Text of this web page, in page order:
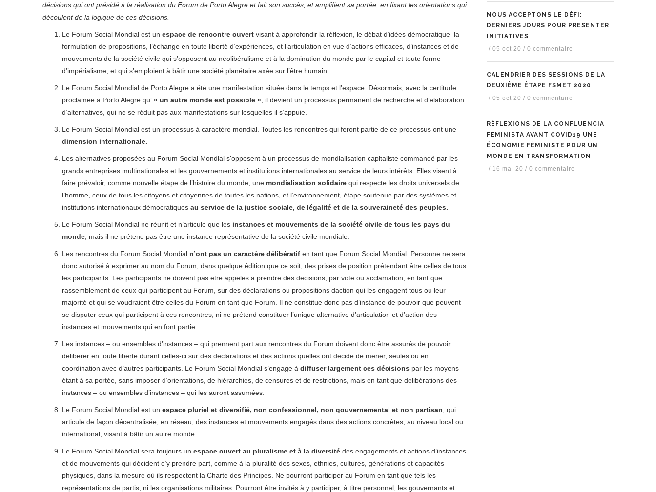
décisions qui ont présidé à la réalisation du Forum de Porto Alegre et fait son succès, et amplifient sa portée, en fixant les orientations qui
découlent de la logique de ces décisions.
Le Forum Social Mondial est un espace de rencontre ouvert visant à approfondir la réflexion, le débat d’idées démocratique, la
formulation de propositions, l’échange en toute liberté d’expériences, et l’articulation en vue d’actions efficaces, d’instances et de
mouvements de la société civile qui s’opposent au néolibéralisme et à la domination du monde par le capital et toute forme
d’impérialisme, et qui s’emploient à bâtir une société planétaire axée sur l’être humain.
Le Forum Social Mondial de Porto Alegre a été une manifestation située dans le temps et l’espace. Désormais, avec la certitude
proclamée à Porto Alegre qu’ « un autre monde est possible » , il devient un processus permanent de recherche et d’élaboration
d’alternatives, qui ne se réduit pas aux manifestations sur lesquelles il s’appuie.
Le Forum Social Mondial est un processus à caractère mondial. Toutes les rencontres qui feront partie de ce processus ont une
dimension internationale.
Les alternatives proposées au Forum Social Mondial s’opposent à un processus de mondialisation capitaliste commandé par les
grands entreprises multinationales et les gouvernements et institutions internationales au service de leurs intérêts. Elles visent à
faire prévaloir, comme nouvelle étape de l’histoire du monde, une mondialisation solidaire qui respecte les droits universels de
l’homme, ceux de tous les citoyens et citoyennes de toutes les nations, et l’environnement, étape soutenue par des systèmes et
institutions internationaux démocratiques au service de la justice sociale, de légalité et de la souveraineté des peuples.
Le Forum Social Mondial ne réunit et n’articule que les instances et mouvements de la société civile de tous les pays du
monde , mais il ne prétend pas être une instance représentative de la société civile mondiale.
Les rencontres du Forum Social Mondial n’ont pas un caractère délibératif en tant que Forum Social Mondial. Personne ne sera
donc autorisé à exprimer au nom du Forum, dans quelque édition que ce soit, des prises de position prétendant être celles de tous
les participants. Les participants ne doivent pas être appelés à prendre des décisions, par vote ou acclamation, en tant que
rassemblement de ceux qui participent au Forum, sur des déclarations ou propositions daction qui les engagent tous ou leur
majorité et qui se voudraient être celles du Forum en tant que Forum. Il ne constitue donc pas d’instance de pouvoir que peuvent
se disputer ceux qui participent à ces rencontres, ni ne prétend constituer l’unique alternative d’articulation et d’action des
instances et mouvements qui en font partie.
Les instances – ou ensembles d’instances – qui prennent part aux rencontres du Forum doivent donc être assurés de pouvoir
délibérer en toute liberté durant celles-ci sur des déclarations et des actions quelles ont décidé de mener, seules ou en
coordination avec d’autres participants. Le Forum Social Mondial s’engage à diffuser largement ces décisions par les moyens
étant à sa portée, sans imposer d’orientations, de hiérarchies, de censures et de restrictions, mais en tant que délibérations des
instances – ou ensembles d’instances – qui les auront assumées.
Le Forum Social Mondial est un espace pluriel et diversifié, non confessionnel, non gouvernemental et non partisan , qui
articule de façon décentralisée, en réseau, des instances et mouvements engagés dans des actions concrètes, au niveau local ou
international, visant à bâtir un autre monde.
Le Forum Social Mondial sera toujours un espace ouvert au pluralisme et à la diversité des engagements et actions d’instances
et de mouvements qui décident d’y prendre part, comme à la pluralité des sexes, ethnies, cultures, générations et capacités
physiques, dans la mesure où ils respectent la Charte des Principes. Ne pourront participer au Forum en tant que tels les
représentations de partis, ni les organisations militaires. Pourront être invités à y participer, à titre personnel, les gouvernants et
NOUS ACCEPTONS LE DÉFI:
DERNIERS JOURS POUR PRESENTER
INITIATIVES
/ 05 oct 20 / 0 commentaire
CALENDRIER DES SESSIONS DE LA
DEUXIÈME ÉTAPE FSMET 2020
/ 05 oct 20 / 0 commentaire
RÉFLEXIONS DE LA CONFLUENCIA
FEMINISTA AVANT COVID19 UNE
ÉCONOMIE FÉMINISTE POUR UN
MONDE EN TRANSFORMATION
/ 16 mai 20 / 0 commentaire